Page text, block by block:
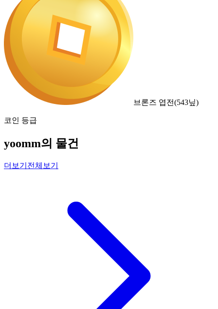
브론즈 엽전(543닢)
코인 등급
yoomm의 물건
더보기 전체보기